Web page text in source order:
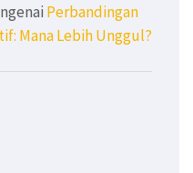
Perbandingan
Mana Lebih Unggul?